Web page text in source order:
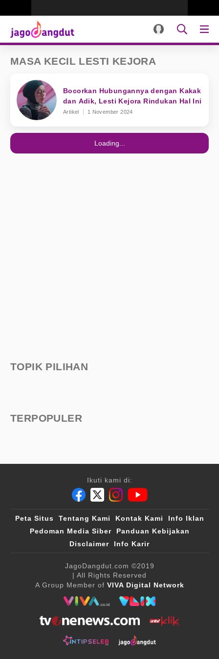
MASA KECIL LESTI KEJORA
Bocorkan Hubungannya dengan Kakak
dan Adik, Lesti Kejora Rindukan Hal Ini
Artikel 1 November 2024
Loading...
TOPIK PILIHAN
TERPOPULER
Ikuti kami di:
Peta Situs Tentang Kami Kontak Kami
Info Iklan
Pedoman Media Siber
Panduan Kebijakan
Disclaimer
Info Karir
JagoDangdut.com ©2019
| All Rights Reserved
A Group Member of VIVA Digital Network